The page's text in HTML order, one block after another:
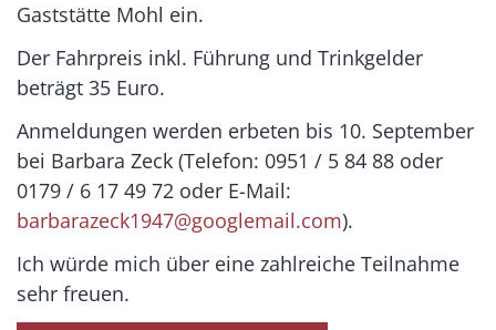
Gaststätte Mohl ein.
Der Fahrpreis inkl. Führung und Trinkgelder
beträgt 35 Euro.
Anmeldungen werden erbeten bis 10. September
bei Barbara Zeck (Telefon: 0951 / 5 84 88 oder
0179 / 6 17 49 72 oder E-Mail:
barbarazeck1947@googlemail.com).
Ich würde mich über eine zahlreiche Teilnahme
sehr freuen.